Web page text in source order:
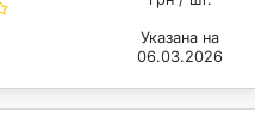
Указана на
06.03.2026